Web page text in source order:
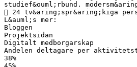
studief&ouml;rbund.
 24 tv&aring;spr&aring;kiga
L&auml;s mer:
Bloggen
Projektsidan
Digitalt medborgarskap
Andelen deltagare per
38%